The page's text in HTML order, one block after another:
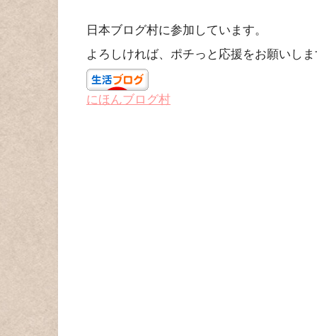
日本ブログ村に参加しています。
よろしければ、ポチっと応援をお願いし
にほんブログ村